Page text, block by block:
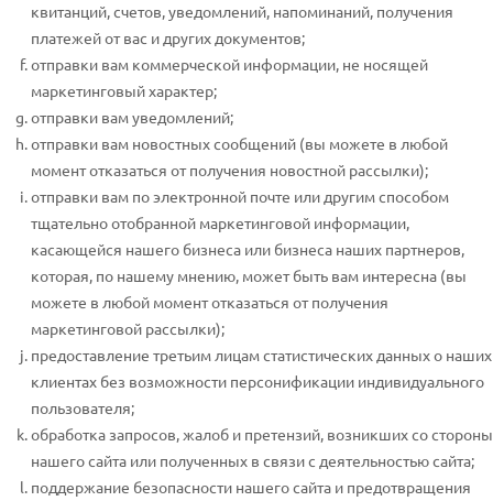
квитанций, счетов, уведомлений, напоминаний, получения
платежей от вас и других документов;
отправки вам коммерческой информации, не носящей
маркетинговый характер;
отправки вам уведомлений;
отправки вам новостных сообщений (вы можете в любой
момент отказаться от получения новостной рассылки);
отправки вам по электронной почте или другим способом
тщательно отобранной маркетинговой информации,
касающейся нашего бизнеса или бизнеса наших партнеров,
которая, по нашему мнению, может быть вам интересна (вы
можете в любой момент отказаться от получения
маркетинговой рассылки);
предоставление третьим лицам статистических данных о наших
клиентах без возможности персонификации индивидуального
пользователя;
обработка запросов, жалоб и претензий, возникших со стороны
нашего сайта или полученных в связи с деятельностью сайта;
поддержание безопасности нашего сайта и предотвращения